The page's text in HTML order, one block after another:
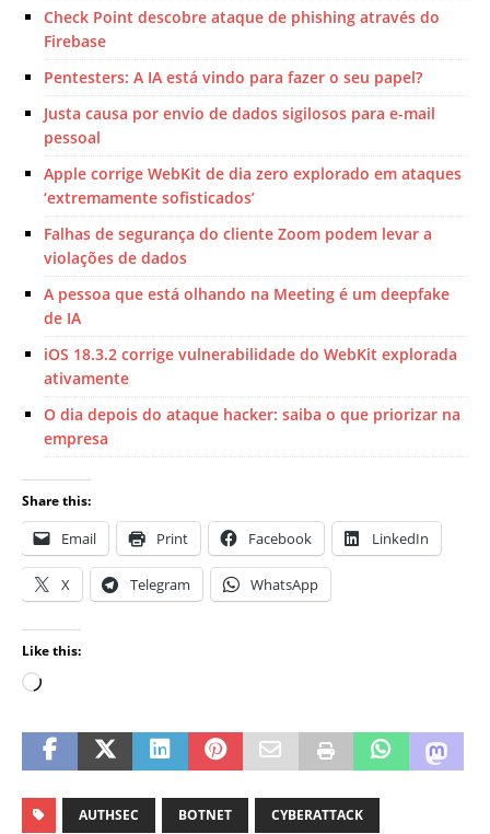
Check Point descobre ataque de phishing através do
Firebase
Pentesters: A IA está vindo para fazer o seu papel?
Justa causa por envio de dados sigilosos para e-mail
pessoal
Apple corrige WebKit de dia zero explorado em ataques
‘extremamente sofisticados’
Falhas de segurança do cliente Zoom podem levar a
violações de dados
A pessoa que está olhando na Meeting é um deepfake
de IA
iOS 18.3.2 corrige vulnerabilidade do WebKit explorada
ativamente
O dia depois do ataque hacker: saiba o que priorizar na
empresa
Share this:
Email Print Facebook LinkedIn
X Telegram WhatsApp
Like this:
AUTHSEC BOTNET CYBERATTACK